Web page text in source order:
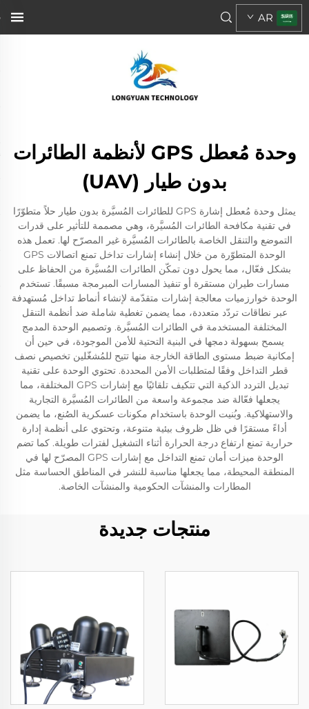
AR
وحدة مُعطل GPS لأنظمة الطائرات
بدون طيار (UAV)
يمثل وحدة مُعطل إشارة GPS للطائرات المُسيَّرة بدون طيار حلاً متطوّرًا
في تقنية مكافحة الطائرات المُسيَّرة، وهي مصممة للتأثير على قدرات
التموضع والتنقل الخاصة بالطائرات المُسيَّرة غير المصرّح لها. تعمل هذه
الوحدة المتطوّرة من خلال إنشاء إشارات تداخل تمنع اتصالات GPS
بشكل فعّال، مما يحول دون تمكّن الطائرات المُسيَّرة من الحفاظ على
مسارات طيران مستقرة أو تنفيذ المسارات المبرمجة مسبقًا. تستخدم
الوحدة خوارزميات معالجة إشارات متقدّمة لإنشاء أنماط تداخل مُستهدفة
عبر نطاقات تردّد متعددة، مما يضمن تغطية شاملة ضد أنظمة التنقل
المختلفة المستخدمة في الطائرات المُسيَّرة. وتصميم الوحدة المدمج
يسمح بسهولة دمجها في البنية التحتية للأمن الموجودة، في حين أن
إمكانية ضبط مستوى الطاقة الخارجة منها تتيح للمُشغّلين تخصيص نصف
قطر التداخل وفقًا لمتطلبات الأمن المحددة. تحتوي الوحدة على تقنية
تبديل التردد الذكية التي تتكيف تلقائيًا مع إشارات GPS المختلفة، مما
يجعلها فعّالة ضد مجموعة واسعة من الطائرات المُسيَّرة التجارية
والاستهلاكية. وبُنيت الوحدة باستخدام مكونات عسكرية الصُنع، ما يضمن
أداءً مستقرًا في ظل ظروف بيئية متنوعة، وتحتوي على أنظمة إدارة
حرارية تمنع ارتفاع درجة الحرارة أثناء التشغيل لفترات طويلة. كما تضم
الوحدة ميزات أمان تمنع التداخل مع إشارات GPS المصرّح لها في
المنطقة المحيطة، مما يجعلها مناسبة للنشر في المناطق الحساسة مثل
المطارات والمنشآت الحكومية والمنشآت الخاصة.
منتجات جديدة